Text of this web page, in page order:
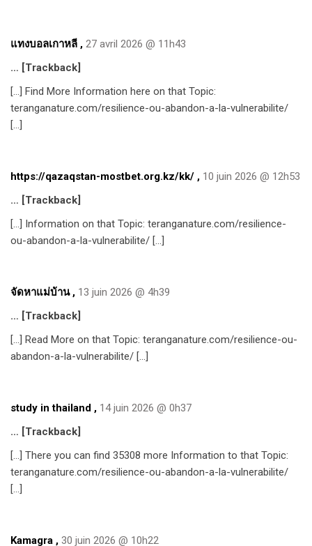
แทงบอลเกาหลี , 27 avril 2026 @ 11h43
… [Trackback]
[…] Find More Information here on that Topic:
teranganature.com/resilience-ou-abandon-a-la-vulnerabilite/
[…]
https://qazaqstan-mostbet.org.kz/kk/ , 10 juin 2026 @ 12h53
… [Trackback]
[…] Information on that Topic: teranganature.com/resilience-
ou-abandon-a-la-vulnerabilite/ […]
จัดหาแม่บ้าน, 13 juin 2026 @ 4h39
… [Trackback]
[…] Read More on that Topic: teranganature.com/resilience-ou-
abandon-a-la-vulnerabilite/ […]
study in thailand , 14 juin 2026 @ 0h37
… [Trackback]
[…] There you can find 35308 more Information to that Topic:
teranganature.com/resilience-ou-abandon-a-la-vulnerabilite/
[…]
Kamagra , 30 juin 2026 @ 10h22